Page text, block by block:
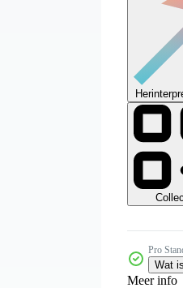
Pro
Wat
Meer info